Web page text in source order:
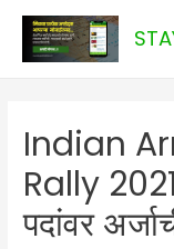
Skip
content
Indian
Rally
पदांवर